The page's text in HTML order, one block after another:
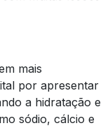
mais
por apresentar
a hidratação e
sódio, cálcio e